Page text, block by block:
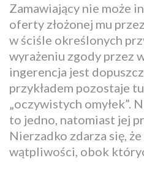
Zamawiający nie może
oferty złożonej mu
w ściśle określonych
wyrażeniu zgody przez
ingerencja jest
przykładem pozostaje
„oczywistych omyłek”.
to jedno, natomiast jej
Nierzadko zdarza się,
wątpliwości, obok